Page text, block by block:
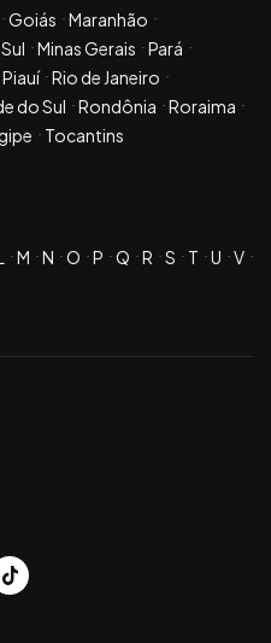
Goiás
Maranhão
Minas Gerais
Pará
Piauí Rio de Janeiro
do Sul Rondônia
Roraima
Tocantins
M N O P Q R S T U
V